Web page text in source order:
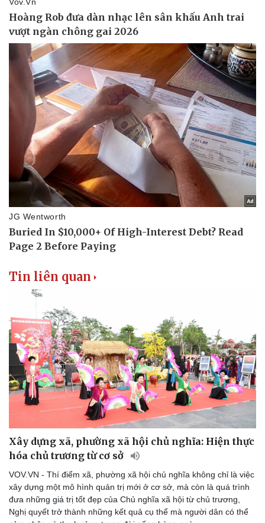
Tin liên quan
Xây dựng xã, phường xã hội chủ nghĩa: Hiện thực
hóa chủ trương từ cơ sở
VOV.VN - Thí điểm xã, phường xã hội chủ nghĩa không chỉ là việc
xây dựng một mô hình quản trị mới ở cơ sở, mà còn là quá trình
đưa những giá trị tốt đẹp của Chủ nghĩa xã hội từ chủ trương,
Nghị quyết trở thành những kết quả cụ thể mà người dân có thể